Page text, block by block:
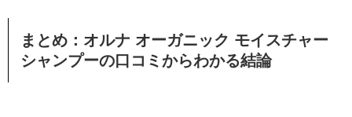
まとめ：オルナ オーガニック モイスチャー
シャンプーの口コミからわかる結論